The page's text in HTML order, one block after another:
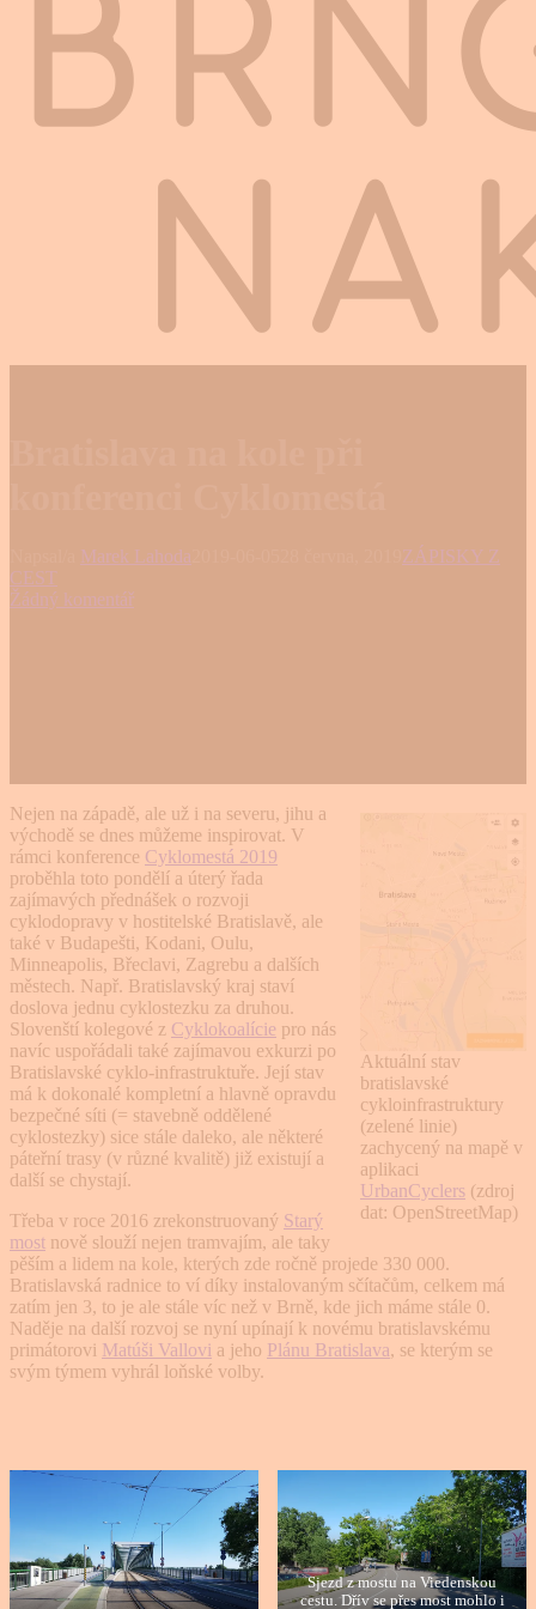
Marek Lahoda
ZÁPISKY Z
CEST
Žádný komentář
Aktuální stav
bratislavské
cykloinfrastruktury
(zelené linie)
zachycený na mapě v
aplikaci
UrbanCyclers (zdroj
dat: OpenStreetMap)
Nejen na západě, ale už i na severu, jihu a
východě se dnes můžeme inspirovat. V
rámci konference Cyklomestá 2019
proběhla toto pondělí a úterý řada
zajímavých přednášek o rozvoji
cyklodopravy v hostitelské Bratislavě, ale
také v Budapešti, Kodani, Oulu,
Minneapolis, Břeclavi, Zagrebu a dalších
městech. Např. Bratislavský kraj staví
doslova jednu cyklostezku za druhou.
Slovenští kolegové z Cyklokoalície pro nás
navíc uspořádali také zajímavou exkurzi po
Bratislavské cyklo-infrastruktuře. Její stav
má k dokonalé kompletní a hlavně opravdu
bezpečné síti (= stavebně oddělené
cyklostezky) sice stále daleko, ale některé
páteřní trasy (v různé kvalitě) již existují a
další se chystají.
Třeba v roce 2016 zrekonstruovaný Starý
most nově slouží nejen tramvajím, ale taky
pěším a lidem na kole, kterých zde ročně projede 330 000.
Bratislavská radnice to ví díky instalovaným sčítačům, celkem má
zatím jen 3, to je ale stále víc než v Brně, kde jich máme stále 0.
Naděje na další rozvoj se nyní upínají k novému bratislavskému
primátorovi Matúši Vallovi a jeho Plánu Bratislava, se kterým se
svým týmem vyhrál loňské volby.
Sjezd z mostu na Viedenskou
cestu. Dřív se přes most mohlo i